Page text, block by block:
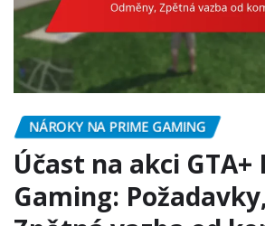
NÁROKY NA PRIME GAMING
Účast na akci GTA+
Gaming: